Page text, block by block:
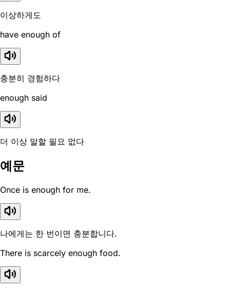
이상하게도
have enough of
충분히 경험하다
enough said
더 이상 말할 필요 없다
예문
Once is enough for me.
나에게는 한 번이면 충분합니다.
There is scarcely enough food.